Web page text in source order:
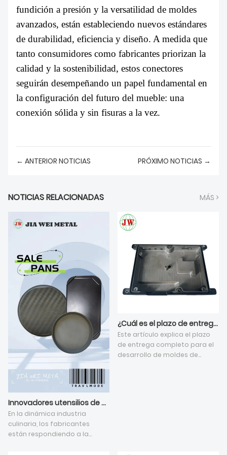
fundición a presión y la versatilidad de moldes
avanzados, están estableciendo nuevos estándares
de durabilidad, eficiencia y diseño. A medida que
tanto consumidores como fabricantes priorizan la
calidad y la sostenibilidad, estos conectores
seguirán desempeñando un papel fundamental en
la configuración del futuro del mueble: una
conexión sólida y sin fisuras a la vez.
← ANTERIOR NOTICIAS PRÓXIMO NOTICIAS →
NOTICIAS RELACIONADAS MÁS >
Innovadores utensilios de cocina no tóxicos revolucionan la experiencia culinaria
En la dinámica industria
culinaria, los fabricantes
están respondiendo a la
¿Cuál es el plazo de entrega para el desarrollo de nuevas herramientas de fundición a presión?
Este artículo explica el plazo
de entrega completo para el
desarrollo de moldes de